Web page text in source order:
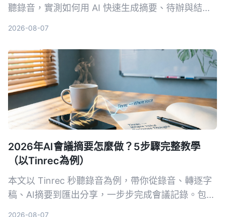
聽錄音，實測如何用 AI 快速生成摘要、待辦與結構
2026-08-07
2026年AI會議摘要怎麼做？5步驟完整教學
（以Tinrec為例）
本文以 Tinrec 秒聽錄音為例，帶你從錄音、轉逐字
稿、AI摘要到匯出分享，一步步完成會議記錄。包含
2026-08-07